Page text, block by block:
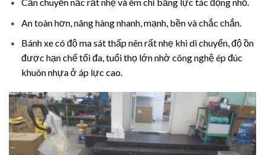
An toàn hơn, nâng hàng nhanh, mạnh, bền và chắc chắn.
Bánh xe có độ ma sát thấp nên rất nhẹ khi di chuyển, độ ồn
được hạn chế tối đa, tuổi thọ lớn nhờ công nghệ ép đúc
khuôn nhựa ở áp lực cao.